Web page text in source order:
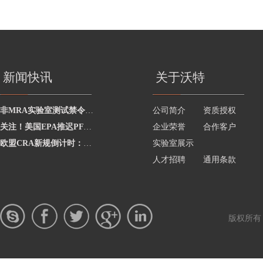
新闻快讯
非MRA实验室测试禁令何时生效？ FCC新规关键节点解读
关注！美国EPA推迟PFAS申报至2027年1月
欧盟CRA新规倒计时：2026年9月起强制要求出海企业建立漏洞上报流程
关于沃特
公司简介
资质授权
企业荣誉
合作客户
实验室展示
人才招聘
通用条款
版权所